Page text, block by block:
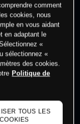
pour voir les
to see latest
comment
cookies, nous
en vous aidant
en adaptant le
«
sélectionnez «
des cookies.
Politique de
TOUS LES
COOKIES